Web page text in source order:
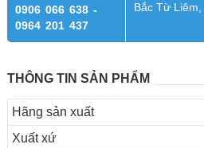
0906 066 638 -
0964 201 437
Bắc Từ
THÔNG TIN SẢN PHẨM
Hãng sản xuất
Xuất xứ